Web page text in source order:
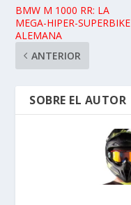
BMW M 1000 RR: LA
MEGA-HIPER-SUPERBIKE
ALEMANA
ANTERIOR
SOBRE EL AUTOR